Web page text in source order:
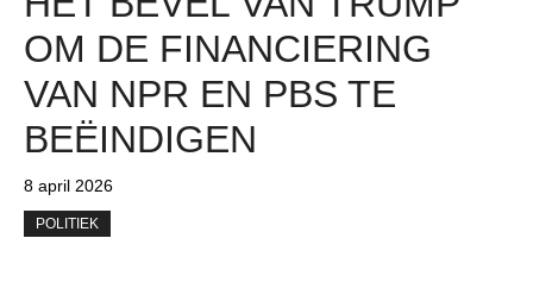
OM DE FINANCIERING
VAN NPR EN PBS TE
BEËINDIGEN
8 april 2026
POLITIEK